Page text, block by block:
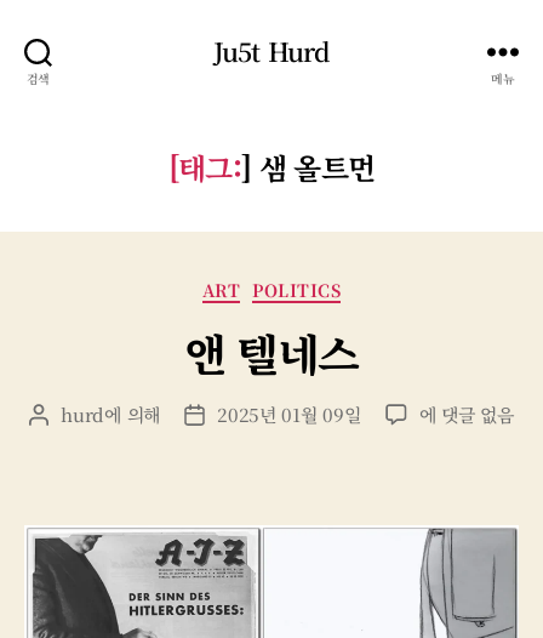
검색
Ju5t Hurd
메뉴
[태그:] 샘 올트먼
카
테
고
리
ART POLITICS
앤 텔네스
게
성
hurd에 의해
게
짜
2025년 01월 09일
앤
에 댓글 없음